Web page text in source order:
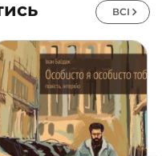
ВСІ